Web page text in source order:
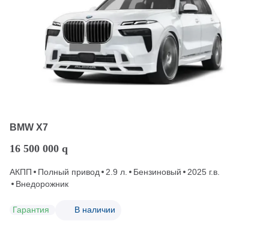
BMW X7
16 500 000 q
АКПП Полный привод 2.9 л. Бензиновый
2025 г.в.
Внедорожник
Гарантия В наличии